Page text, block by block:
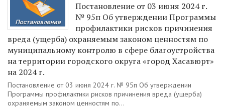
Постановление от 03 июня 2024 г.
№ 95п Об утверждении Программы
профилактики рисков причинения
вреда (ущерба) охраняемым законом ценностям по
муниципальному контролю в сфере благоустройства
на территории городского округа «город Хасавюрт»
на 2024 г.
Постановление от 03 июня 2024 г. № 95п Об утверждении
Программы профилактики рисков причинения вреда (ущерба)
охраняемым законом ценностям по...